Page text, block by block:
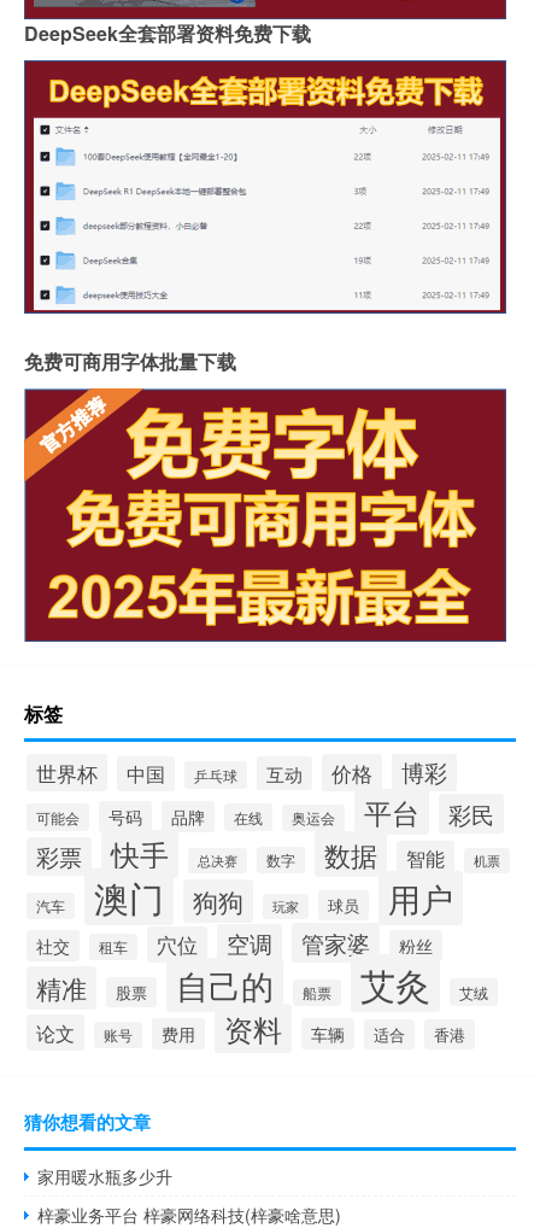
DeepSeek全套部署资料免费下载
免费可商用字体批量下载
标签
世界杯 中国 乒乓球 互动 价格 博彩
可能会 号码 品牌 在线 奥运会 平台 彩民
彩票 快手 总决赛 数字 数据 智能 机票
汽车 澳门 狗狗 玩家 球员 用户
社交 租车 穴位 空调 管家婆 粉丝
精准 股票 自己的 船票 艾灸 艾绒
论文 账号 费用 资料 车辆 适合 香港
猜你想看的文章
家用暖水瓶多少升
梓豪业务平台 梓豪网络科技(梓豪啥意思)